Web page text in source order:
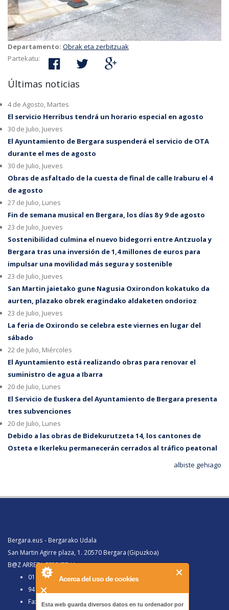
Acerca del uso de cookies
Esta web guarda diversos datos en tu ordenador por
Departamento: Obrak eta zerbitzuak
Partekatu:
Últimas noticias
4 de Agosto, Martes
El servicio Herribus tendrá un horario especial en agosto
30 de Julio, Jueves
El Ayuntamiento de Bergara suspenderá el servicio de OTA
durante el mes de agosto
30 de Julio, Jueves
Obras de asfaltado de la cuesta de final de calle Iraburu el 4
de agosto
27 de Julio, Lunes
Fin de semana musical en Bergara, los días 8 y 9 de agosto
23 de Julio, Jueves
Sostenibilidad culmina el nuevo bidegorri entre Antzuola y
Bergara tras una inversión de 1,4 millones de euros para
impulsar una movilidad más segura y sostenible
23 de Julio, Jueves
San Martin jaietako gune Nagusia Oxirondon kokatuko da
aurten, plazako obrek eragindako aldaketen ondorioz
23 de Julio, Jueves
La feria de Oxirondo se celebra este viernes en lugar del
sábado
22 de Julio, Miércoles
El Ayuntamiento está realizando obras para renovar el
suministro de agua a Ibarra
20 de Julio, Lunes
El Servicio de Euskera del Ayuntamiento de Bergara presenta
tres subvenciones
20 de Julio, Lunes
Debido a las obras de Bidekurutzeta 14, los cantones de
Osteta e Ikerleku permanecerán cerrados al tráfico peatonal
albiste gehiago
Bergara.eus - Bergarako Udala
San Martin Agirre plaza, 1. 20570 Bergara (Gipuzkoa)
B@Z ARRETA ZERBITZUA:
010, Bergaratik deituz gero
943 77 91 00, Bergaraz kanpotik deituz gero
Faxa 943 77 91 63